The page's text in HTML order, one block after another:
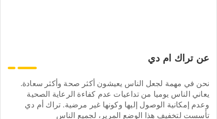
عن تراك ام دي
نحن في مهمة لجعل الناس يعيشون أكثر صحة وأكثر سعادة.
يعاني الناس يوميا من تداعيات عدم كفاءة الرعاية الصحية
وعدم إمكانية الوصول إليها وكونها غير مرضية. تراك أم دي
تأسست لتخفيف هذا الوضع المرير، لجميع الناس